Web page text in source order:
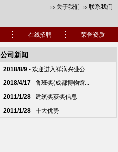
关于我们 联系我们
在线招聘 荣誉资质
公司新闻
2018/8/9 - 欢迎进入祥润兴业公...
2018/4/17 - 鲁班奖(成都博物馆...
2011/1/28 - 建筑奖获奖信息
2011/1/28 - 十大优势